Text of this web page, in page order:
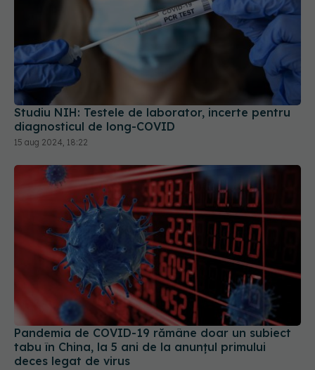
Studiu NIH: Testele de laborator, incerte pentru
diagnosticul de long-COVID
15 aug 2024, 18:22
Pandemia de COVID-19 rămâne doar un subiect
tabu în China, la 5 ani de la anunțul primului
deces legat de virus